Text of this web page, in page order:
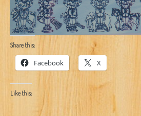
Share this:
Facebook X
Like this: